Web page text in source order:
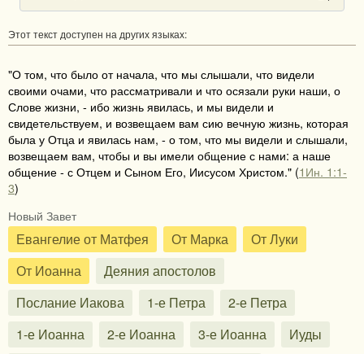
Этот текст доступен на других языках:
"О том, что было от начала, что мы слышали, что видели
своими очами, что рассматривали и что осязали руки наши, о
Слове жизни, - ибо жизнь явилась, и мы видели и
свидетельствуем, и возвещаем вам сию вечную жизнь, которая
была у Отца и явилась нам, - о том, что мы видели и слышали,
возвещаем вам, чтобы и вы имели общение с нами: а наше
общение - с Отцем и Сыном Его, Иисусом Христом." (1Ин. 1:1-
3)
Новый Завет
Евангелие от Матфея От Марка
От Луки
От Иоанна
Деяния апостолов
Послание Иакова
1-е Петра
2-е Петра
1-е Иоанна
2-е Иоанна 3-е Иоанна
Иуды